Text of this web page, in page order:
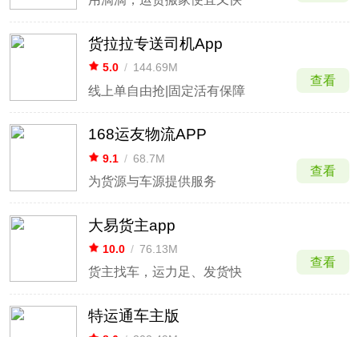
货拉拉专送司机App
5.0 / 144.69M
线上单自由抢|固定活有保障
查看
168运友物流APP
9.1 / 68.7M
为货源与车源提供服务
查看
大易货主app
10.0 / 76.13M
货主找车，运力足、发货快
查看
特运通车主版